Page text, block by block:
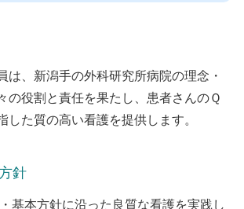
は、新潟手の外科研究所病院の理念・
の役割と責任を果たし、患者さんのＱ
した質の高い看護を提供します。
針
基本方針に沿った良質な看護を実践し